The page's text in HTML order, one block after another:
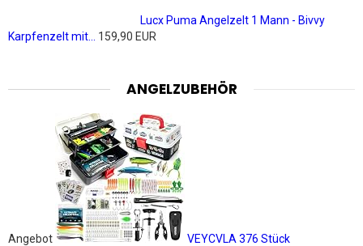
Lucx Puma Angelzelt 1 Mann - Bivvy
Karpfenzelt mit...
159,90 EUR
ANGELZUBEHÖR
Angebot
VEYCVLA 376 Stück